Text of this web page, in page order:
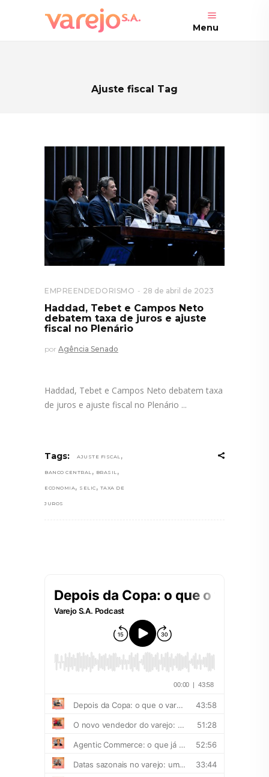
Menu
Ajuste fiscal Tag
EMPREENDEDORISMO 28 de abril de 2023
Haddad, Tebet e Campos Neto
debatem taxa de juros e ajuste
fiscal no Plenário
por Agência Senado
Haddad, Tebet e Campos Neto debatem taxa
de juros e ajuste fiscal no Plenário
Tags: AJUSTE FISCAL ,
BANCO CENTRAL , BRASIL ,
ECONOMIA , SELIC , TAXA DE
JUROS